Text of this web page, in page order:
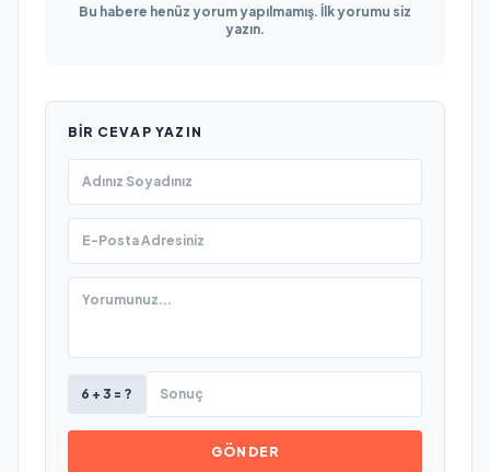
Bu habere henüz yorum yapılmamış. İlk yorumu siz
yazın.
BIR CEVAP YAZIN
6 + 3 = ?
GÖNDER